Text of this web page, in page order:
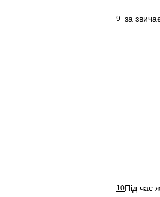
9 за
10Під час